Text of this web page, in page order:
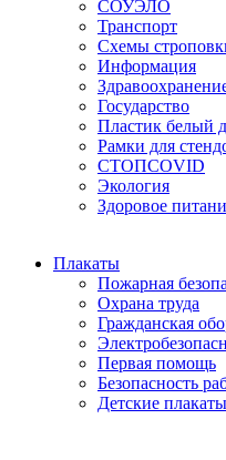
СОУЭЛО
Транспорт
Схемы
Информация
Государство
Пластик белый
Рамки для
СТОПCOVID
Экология
Здоровое
Плакаты
Пожарная
Охрана труда
Гражданская
Первая помощь
Безопасность
Детские плакаты